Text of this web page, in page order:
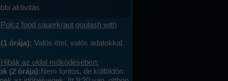
aktivitás
food sauerkraut goulash with
órája): Valós étel, valós adatokkal.
az oldal működésében:
(2 órája):Nem fontos, de külföldön